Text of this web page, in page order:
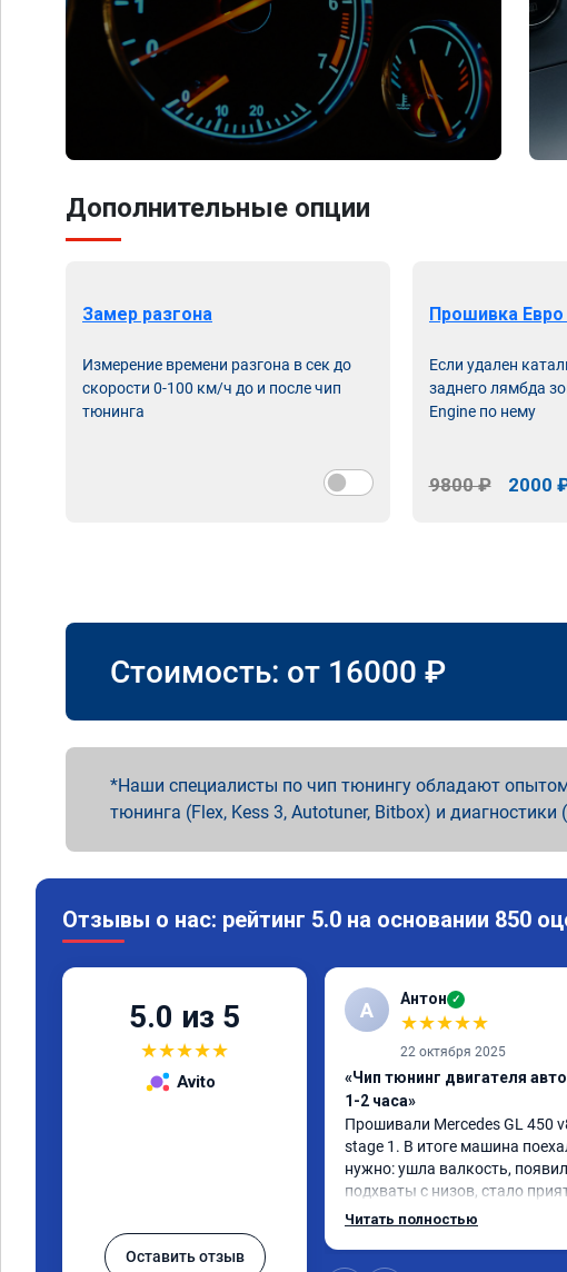
Дополнительные опции
Замер разгона
Измерение времени разгона в сек до
скорости 0-100 км/ч до и после чип
тюнинга
Прошивка Евро
Если удален
заднего лямбда
Engine по нему
9800 ₽ 2000
Стоимость: от 16000 ₽
Наши специалисты по чип тюнингу обладают
тюнинга (Flex, Kess 3, Autotuner, Bitbox) и диагностики
Отзывы о нас: рейтинг 5.0 на основании 850
5.0 из 5
★★★★★
Avito
Оставить отзыв
А Антон ✓
★★★★★
22 октября 2025
«Чип тюнинг двигателя
1-2 часа»
Прошивали Mercedes GL 450
stage 1. В итоге машина
нужно: ушла валкость,
подхваты с низов, стало
Одни из лучших трат, в авто! 🔥
Читать полностью